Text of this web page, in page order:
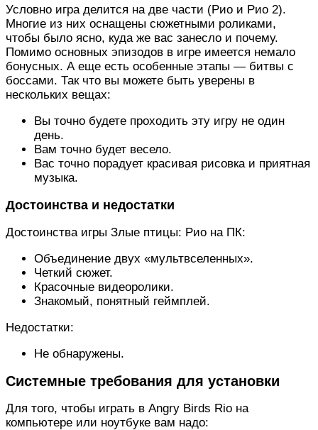
Условно игра делится на две части (Рио и Рио 2).
Многие из них оснащены сюжетными роликами,
чтобы было ясно, куда же вас занесло и почему.
Помимо основных эпизодов в игре имеется немало
бонусных. А еще есть особенные этапы — битвы с
боссами. Так что вы можете быть уверены в
нескольких вещах:
Вы точно будете проходить эту игру не один
день.
Вам точно будет весело.
Вас точно порадует красивая рисовка и приятная
музыка.
Достоинства и недостатки
Достоинства игры Злые птицы: Рио на ПК:
Объединение двух «мультвселенных».
Четкий сюжет.
Красочные видеоролики.
Знакомый, понятный геймплей.
Недостатки:
Не обнаружены.
Системные требования для установки
Для того, чтобы играть в Angry Birds Rio на
компьютере или ноутбуке вам надо: